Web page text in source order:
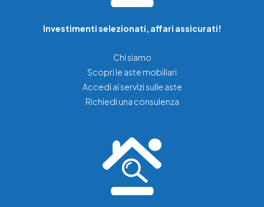
Investimenti selezionati, affari assicurati!
Chi siamo
Scopri le aste mobiliari
Accedi ai servizi sulle aste
Richiedi una consulenza